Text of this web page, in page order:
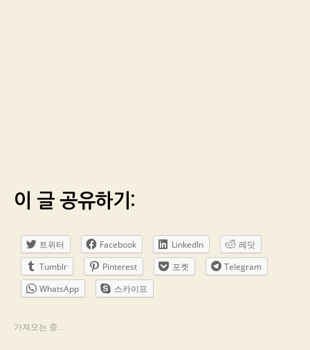
이 글 공유하기:
트위터 Facebook LinkedIn
레딧
Tumblr
Pinterest 포켓
Telegram
WhatsApp
스카이프
가져오는 중...